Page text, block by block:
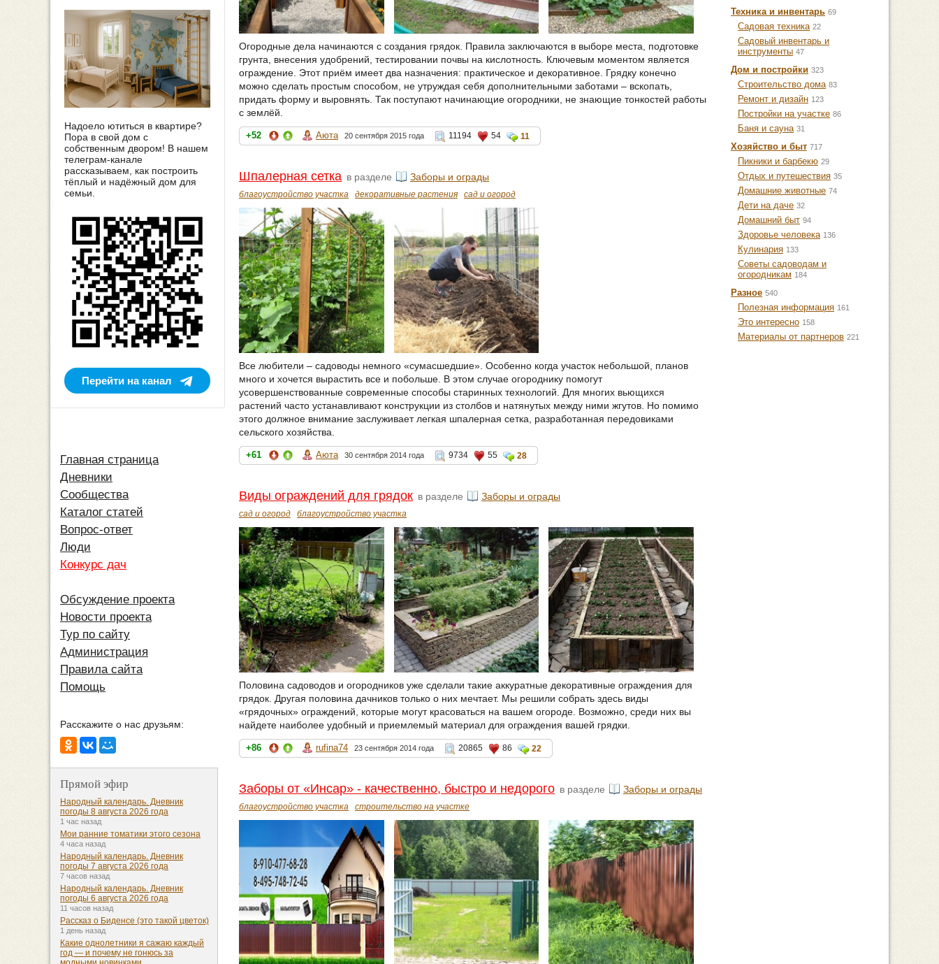
Огородные дела начинаются с создания грядок. Правила заключаются в выборе места, подготовке
грунта, внесения удобрений, тестировании почвы на кислотность. Ключевым моментом является
ограждение. Этот приём имеет два назначения: практическое и декоративное. Грядку конечно
можно сделать простым способом, не утруждая себя дополнительными заботами – вскопать,
придать форму и выровнять. Так поступают начинающие огородники, не знающие тонкостей работы
с землёй.
+52 Аюта 20 сентября 2015 года 11194 54 11
Шпалерная сетка в разделе Заборы и ограды
благоустройство участка декоративные растения сад и огород
Все любители – садоводы немного «сумасшедшие». Особенно когда участок небольшой, планов
много и хочется вырастить все и побольше. В этом случае огороднику помогут
усовершенствованные современные способы старинных технологий. Для многих вьющихся
растений часто устанавливают конструкции из столбов и натянутых между ними жгутов. Но помимо
этого должное внимание заслуживает легкая шпалерная сетка, разработанная передовиками
сельского хозяйства.
+61 Аюта 30 сентября 2014 года 9734 55 28
Виды ограждений для грядок в разделе Заборы и ограды
сад и огород благоустройство участка
Половина садоводов и огородников уже сделали такие аккуратные декоративные ограждения для
грядок. Другая половина дачников только о них мечтает. Мы решили собрать здесь виды
«грядочных» ограждений, которые могут красоваться на вашем огороде. Возможно, среди них вы
найдете наиболее удобный и приемлемый материал для ограждения вашей грядки.
+86 rufina74 23 сентября 2014 года 20865 86 22
Заборы от «Инсар» - качественно, быстро и недорого в разделе Заборы и ограды
благоустройство участка строительство на участке
Техника и инвентарь 69
Садовая техника 22
Садовый инвентарь и
инструменты 47
Дом и постройки 323
Строительство дома 83
Ремонт и дизайн 123
Постройки на участке 86
Баня и сауна 31
Хозяйство и быт 717
Пикники и барбекю 29
Отдых и путешествия 35
Домашние животные 74
Дети на даче 32
Домашний быт 94
Здоровье человека 136
Кулинария 133
Советы садоводам и
огородникам 184
Разное 540
Полезная информация 161
Это интересно 158
Материалы от партнеров 221
Надоело ютиться в квартире?
Пора в свой дом с
собственным двором! В нашем
телеграм-канале
рассказываем, как построить
тёплый и надёжный дом для
семьи.
Перейти на канал
Главная страница
Дневники
Сообщества
Каталог статей
Вопрос-ответ
Люди
Конкурс дач
Обсуждение проекта
Новости проекта
Тур по сайту
Администрация
Правила сайта
Помощь
Расскажите о нас друзьям:
Прямой эфир
Народный календарь. Дневник
погоды 8 августа 2026 года
1 час назад
Мои ранние томатики этого сезона
4 часа назад
Народный календарь. Дневник
погоды 7 августа 2026 года
7 часов назад
Народный календарь. Дневник
погоды 6 августа 2026 года
11 часов назад
Рассказ о Биденсе (это такой цветок)
1 день назад
Какие однолетники я сажаю каждый
год — и почему не гонюсь за